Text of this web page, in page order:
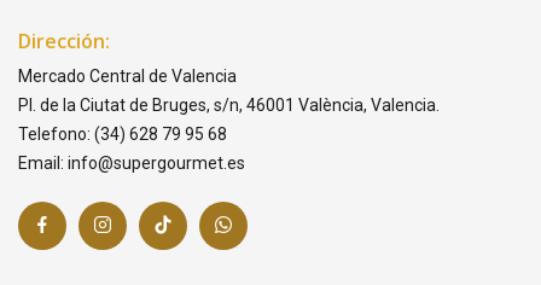
Dirección:
Mercado Central de Valencia
Pl. de la Ciutat de Bruges, s/n, 46001 València, Valencia.
Telefono: (34) 628 79 95 68
Email: info@supergourmet.es